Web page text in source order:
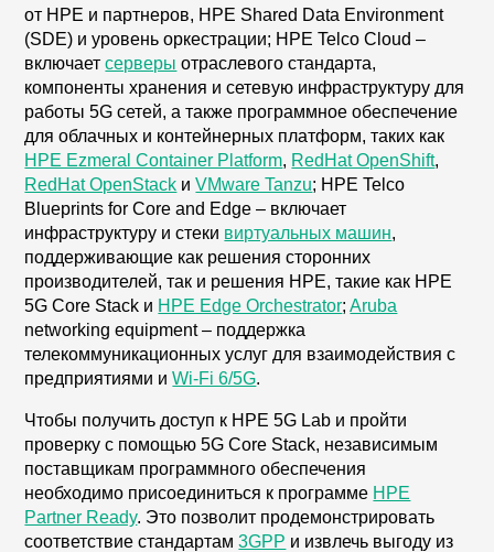
от HPE и партнеров, HPE Shared Data Environment
(SDE) и уровень оркестрации; HPE Telco Cloud –
включаетсерверы отраслевого стандарта,
компоненты хранения и сетевую инфраструктуру для
работы 5G сетей, а также программное обеспечение
для облачных и контейнерных платформ, таких как
HPE Ezmeral Container Platform, RedHat OpenShift,
RedHat OpenStack иVMware Tanzu; HPE Telco
Blueprints for Core and Edge – включает
инфраструктуру и стеки виртуальных машин,
поддерживающие как решения сторонних
производителей, так и решения HPE, такие как HPE
5G Core Stack и HPE Edge Orchestrator;Aruba
networking equipment – поддержка
телекоммуникационных услуг для взаимодействия с
предприятиями иWi-Fi 6/5G.
Чтобы получить доступ к HPE 5G Lab и пройти
проверку с помощью 5G Core Stack, независимым
поставщикам программного обеспечения
необходимо присоединиться к программе HPE
Partner Ready. Это позволит продемонстрировать
соответствие стандартам3GPP и извлечь выгоду из